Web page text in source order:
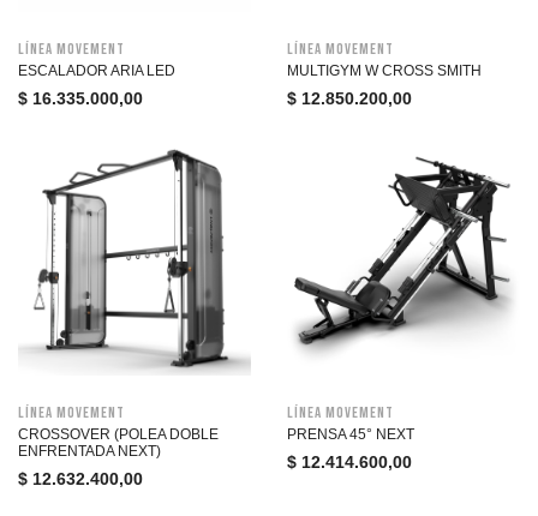
Línea Movement
ESCALADOR ARIA LED
$ 16.335.000,00
Línea Movement
MULTIGYM W CROSS SMITH
$ 12.850.200,00
Línea Movement
CROSSOVER (POLEA DOBLE
ENFRENTADA NEXT)
$ 12.632.400,00
Línea Movement
PRENSA 45° NEXT
$ 12.414.600,00